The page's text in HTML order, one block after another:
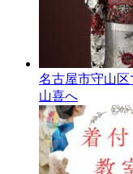
名古屋市守山
山喜へ